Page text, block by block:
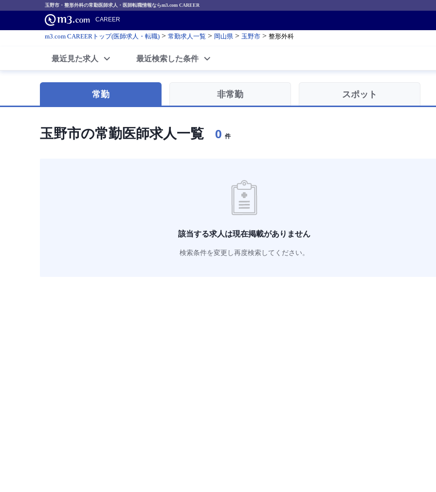
玉野市・整形外科の常勤医師求人・医師転職情報ならm3.com CAREER
CAREER
m3.com CAREERトップ(医師求人・転職) > 常勤求人一覧 > 岡山県 > 玉野市 > 整形外科
最近見た求人 最近検索した条件
常勤 非常勤 スポット
玉野市の常勤医師求人一覧 0 件
該当する求人は現在掲載がありません
検索条件を変更し再度検索してください。